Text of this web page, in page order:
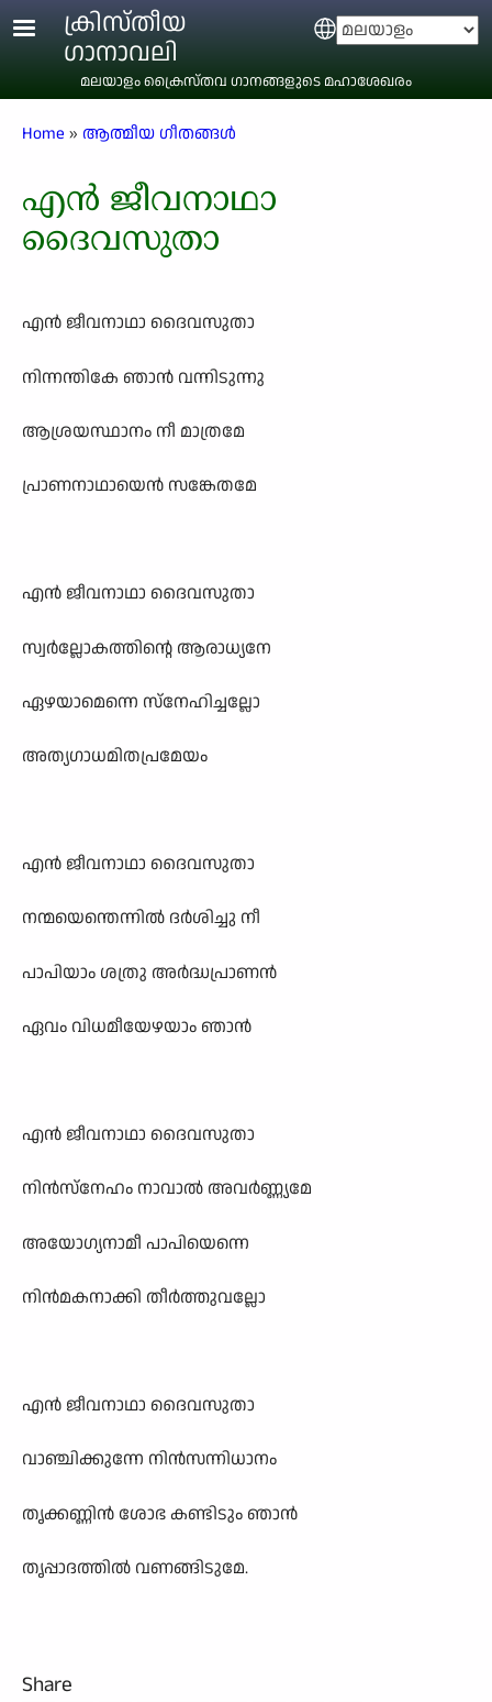
Skip to main content
ക്രിസ്തീയ
ഗാനാവലി
മലയാളം ക്രൈസ്തവ ഗാനങ്ങളുടെ മഹാശേഖരം
Select your language
Breadcrumb
Home ആത്മീയ ഗീതങ്ങൾ
എൻ ജീവനാഥാ
ദൈവസുതാ
എൻ ജീവനാഥാ ദൈവസുതാ
നിന്നന്തികേ ഞാൻ വന്നിടുന്നു
ആശ്രയസ്ഥാനം നീ മാത്രമേ
പ്രാണനാഥായെൻ സങ്കേതമേ
എൻ ജീവനാഥാ ദൈവസുതാ
സ്വർല്ലോകത്തിന്റെ ആരാധ്യനേ
ഏഴയാമെന്നെ സ്നേഹിച്ചല്ലോ
അത്യഗാധമിതപ്രമേയം
എൻ ജീവനാഥാ ദൈവസുതാ
നന്മയെന്തെന്നിൽ ദർശിച്ചു നീ
പാപിയാം ശത്രു അർദ്ധപ്രാണൻ
ഏവം വിധമീയേഴയാം ഞാൻ
എൻ ജീവനാഥാ ദൈവസുതാ
നിൻസ്നേഹം നാവാൽ അവർണ്ണ്യമേ
അയോഗ്യനാമീ പാപിയെന്നെ
നിൻമകനാക്കി തീർത്തുവല്ലോ
എൻ ജീവനാഥാ ദൈവസുതാ
വാഞ്ചിക്കുന്നേ നിൻസന്നിധാനം
തൃക്കണ്ണിൻ ശോഭ കണ്ടിടും ഞാൻ
തൃപ്പാദത്തിൽ വണങ്ങിടുമേ.
Share